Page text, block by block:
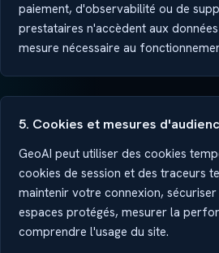
paiement, d'observabilité ou de
prestataires n'accèdent aux
mesure nécessaire au
5. Cookies et mesures
GeoAI peut utiliser des cookies
cookies de session et des traceurs
maintenir votre connexion,
espaces protégés, mesurer la
comprendre l'usage du site.